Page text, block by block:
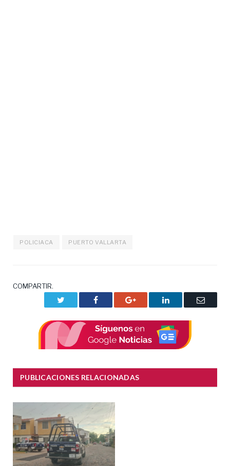
POLICIACA PUERTO VALLARTA
COMPARTIR.
Facebook Google+ LinkedIn
Correo
PUBLICACIONES RELACIONADAS